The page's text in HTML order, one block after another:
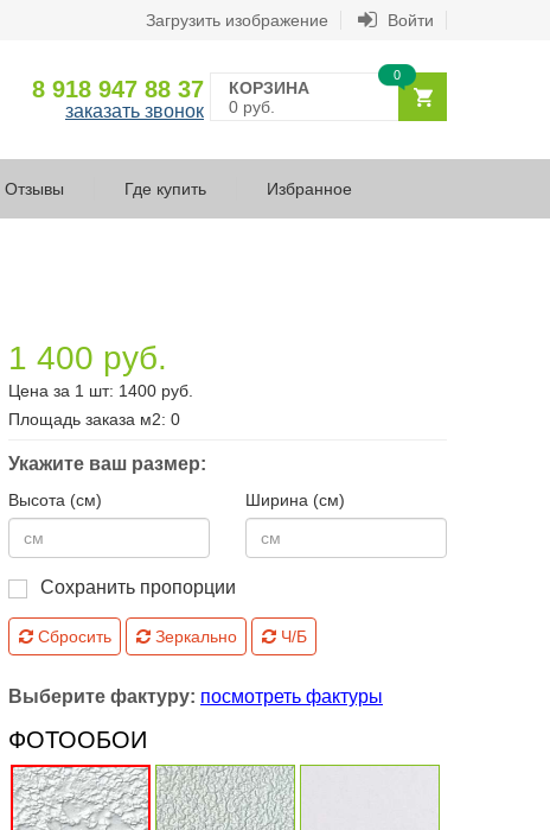
Загрузить изображение Войти
8 918 947 88 37
заказать звонок
КОРЗИНА
0 руб.
0
Отзывы Где купить Избранное
1 400 руб.
Цена за 1 шт: 1400 руб.
Площадь заказа м2: 0
Укажите ваш размер:
Высота (см) Ширина (см)
Сохранить пропорции
Сбросить Зеркально Ч/Б
Выберите фактуру: посмотреть фактуры
ФОТООБОИ